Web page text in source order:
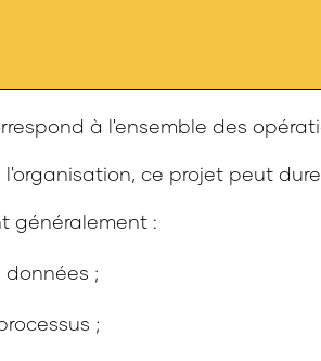
à l'ensemble des
ce projet peut
généralement :
données ;
;